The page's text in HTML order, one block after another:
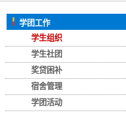
学团工作
学生组织
学生社团
奖贷困补
宿舍管理
学团活动